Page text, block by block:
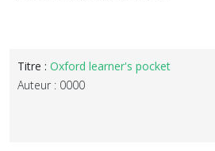
Titre : Oxford learner's pocket
Auteur : 0000